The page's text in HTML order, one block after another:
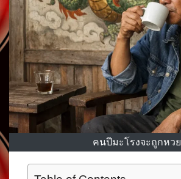
คนปีมะโรงจะถูกหวย